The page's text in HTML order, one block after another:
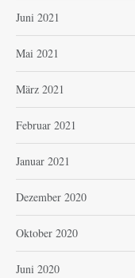
Juni 2021
Mai 2021
März 2021
Februar 2021
Januar 2021
Dezember 2020
Oktober 2020
Juni 2020